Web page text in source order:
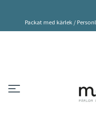
Packat med kärlek /